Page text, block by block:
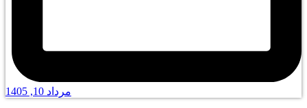
مرداد 10, 1405